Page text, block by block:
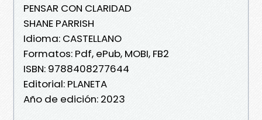
PENSAR CON CLARIDAD
SHANE PARRISH
Idioma: CASTELLANO
Formatos: Pdf, ePub, MOBI, FB2
ISBN: 9788408277644
Editorial: PLANETA
Año de edición: 2023